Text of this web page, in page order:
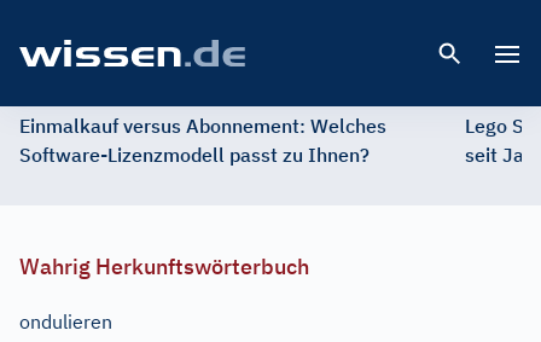
Einmalkauf versus Abonnement: Welches
Software-Lizenzmodell passt zu Ihnen?
Lego
seit
Wahrig Herkunftswörterbuch
ondulieren